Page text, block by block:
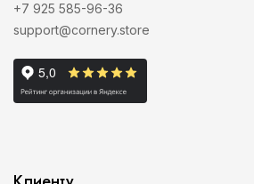
+7 925 585-96-36
support@cornery.store